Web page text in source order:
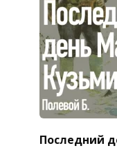
Последний